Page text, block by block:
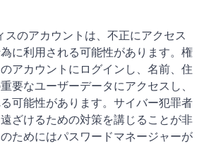
スのアカウントは、不正にアクセス
に利用される可能性があります。権
アカウントにログインし、名前、住
要なユーザーデータにアクセスし、
可能性があります。サイバー犯罪者
ざけるための対策を講じることが非
ためにはパスワードマネージャーが